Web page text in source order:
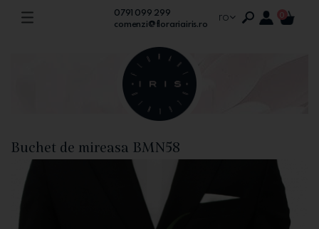
0791 099 299
comenzi@florariairis.ro
ro 0
Buchet de mireasa BMN58